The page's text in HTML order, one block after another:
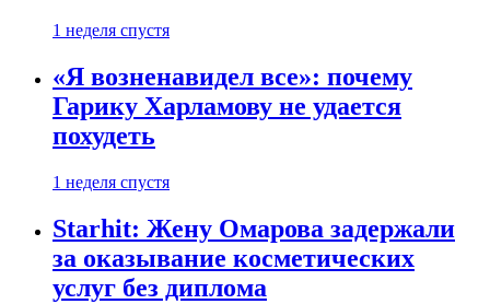
1 неделя спустя
«Я возненавидел все»: почему
Гарику Харламову не удается
похудеть
1 неделя спустя
Starhit: Жену Омарова задержали
за оказывание косметических
услуг без диплома